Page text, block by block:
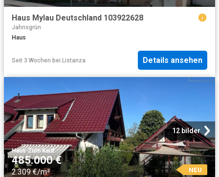
Haus Mylau Deutschland 103922628
Jahnsgrün
Haus
Seit 3 Wochen bei Listanza Details ansehen
12 bilder
Haus·Zum Kauf
485.000 €
2.309 €/m² NEU